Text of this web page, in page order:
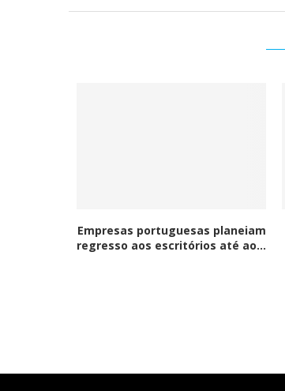
Empresas portuguesas planeiam
regresso aos escritórios até ao...